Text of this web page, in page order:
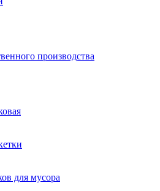
производства
для мусора